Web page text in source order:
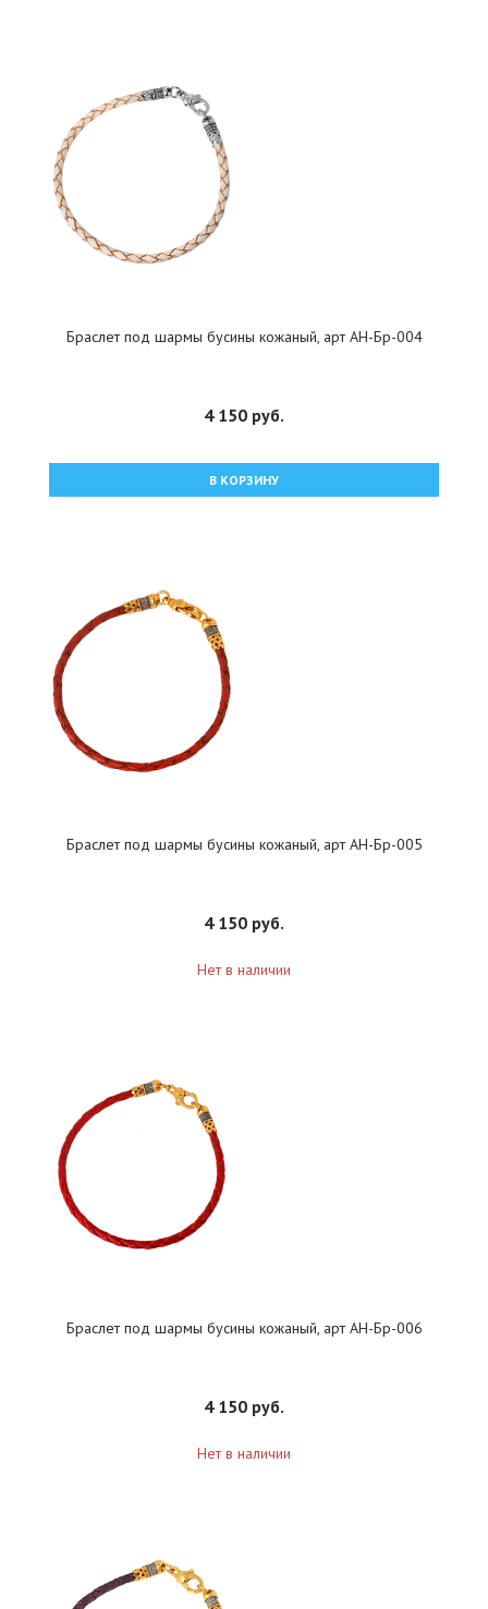
Браслет под шармы бусины кожаный, арт АН-Бр-004
4 150 руб.
В КОРЗИНУ
Браслет под шармы бусины кожаный, арт АН-Бр-005
4 150 руб.
Нет в наличии
Браслет под шармы бусины кожаный, арт АН-Бр-006
4 150 руб.
Нет в наличии